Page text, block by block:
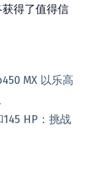
得了值得信
MX 以乐高
HP：挑战